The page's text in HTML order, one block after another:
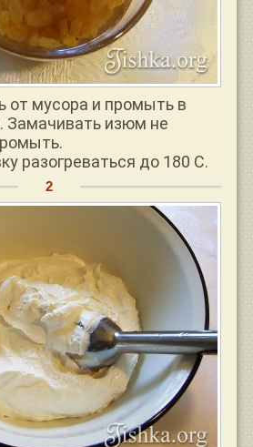
от мусора и промыть в
Замачивать изюм не
разогреваться до 180 С.